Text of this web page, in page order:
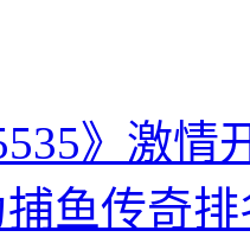
》激
鱼传奇